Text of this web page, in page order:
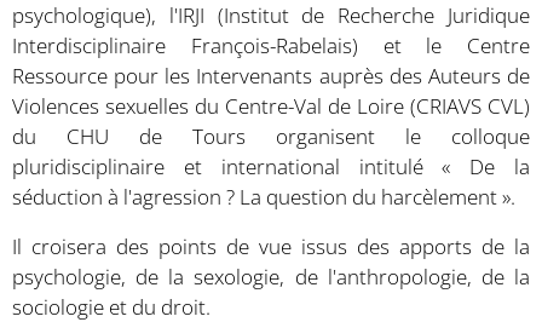
psychologique), l'IRJI (Institut de Recherche Juridique
Interdisciplinaire François-Rabelais) et le Centre
Ressource pour les Intervenants auprès des Auteurs de
Violences sexuelles du Centre-Val de Loire (CRIAVS CVL)
du CHU de Tours organisent le colloque
pluridisciplinaire et international intitulé « De la
séduction à l'agression ? La question du harcèlement ».
Il croisera des points de vue issus des apports de la
psychologie, de la sexologie, de l'anthropologie, de la
sociologie et du droit.